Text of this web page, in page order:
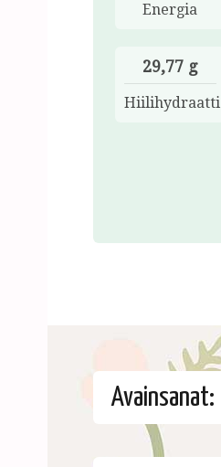
Energia
29,77 g
Hiilihydraatti
Avainsanat: